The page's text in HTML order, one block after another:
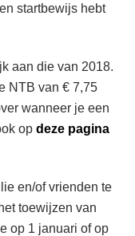
startbewijs hebt
aan die van 2018.
NTB van € 7,75
wanneer je een
opdeze pagina
en/of vrienden te
toewijzen van
op 1 januari of op